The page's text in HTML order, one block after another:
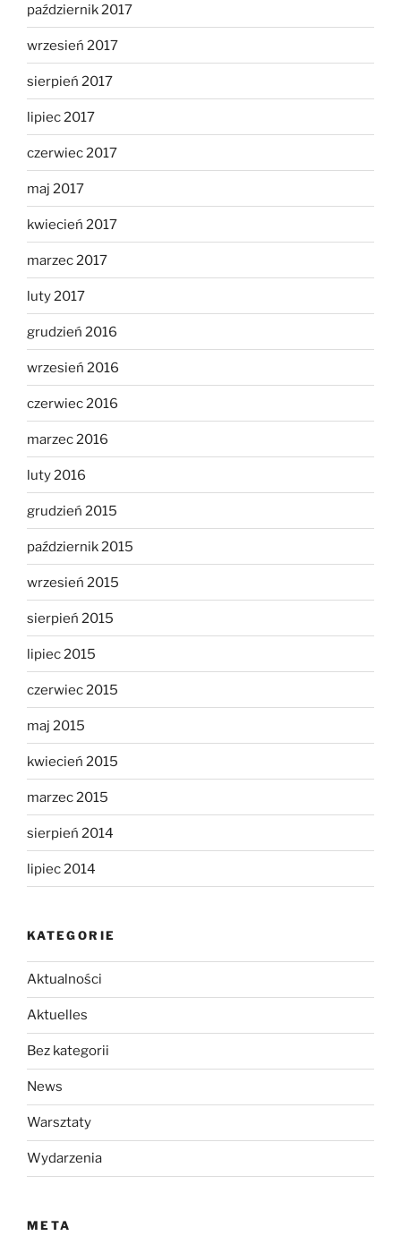
październik 2017
wrzesień 2017
sierpień 2017
lipiec 2017
czerwiec 2017
maj 2017
kwiecień 2017
marzec 2017
luty 2017
grudzień 2016
wrzesień 2016
czerwiec 2016
marzec 2016
luty 2016
grudzień 2015
październik 2015
wrzesień 2015
sierpień 2015
lipiec 2015
czerwiec 2015
maj 2015
kwiecień 2015
marzec 2015
sierpień 2014
lipiec 2014
KATEGORIE
Aktualności
Aktuelles
Bez kategorii
News
Warsztaty
Wydarzenia
META